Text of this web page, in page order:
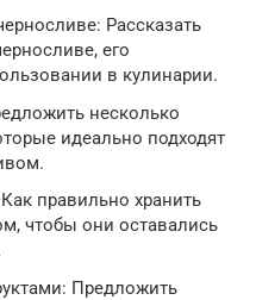
Рассказать
его
в кулинарии.
несколько
идеально подходят
правильно хранить
чтобы они оставались
Предложить